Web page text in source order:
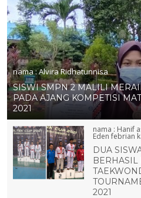
nama :Alvira Ridhatunnisa
SISWI SMPN 2 MALILI
PADA AJANG KOMPETISI
2021
nama : Hanif
Eden febrian
DUA
2021